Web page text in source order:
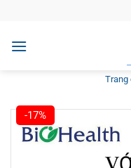
nội
Trang
-17%